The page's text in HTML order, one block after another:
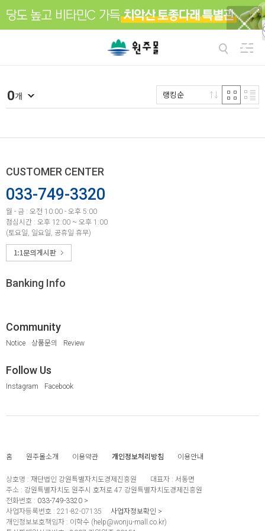
0개 랭킹순
CUSTOMER CENTER
033-749-3320
월 - 금 : 오전 10:00 - 오후 5:00
점심시간 : 오후 12:00 ~ 오후 1:00
(토요일, 일요일, 공휴일 휴무)
Banking Info
Community
Notice 상품문의 Review
Follow Us
Instagram Facebook
홈 원주몰소개 이용약관 개인정보처리방침 이용안내
상호명 : 재단법인 강원특별자치도경제진흥원 대표자 : 서동면
주소 : 강원특별자치도 원주시 호저로 47 강원특별자치도경제진흥원
전화번호 : 033-749-3320
사업자등록번호 : 221-82-07135 사업자정보확인
개인정보보호책임자 : 이학수 (help@wonju-mall.co.kr)